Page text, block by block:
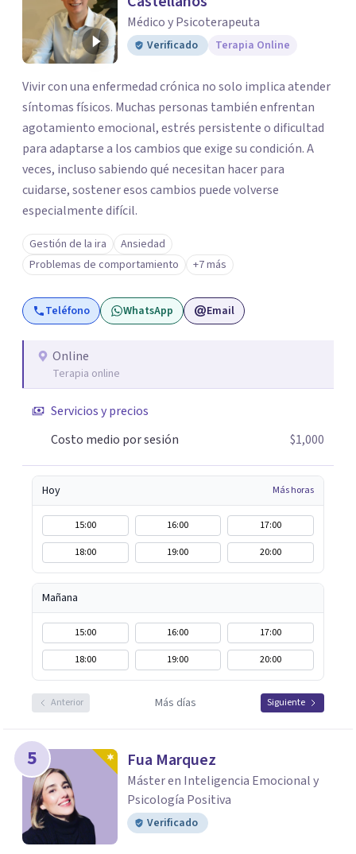
Médico y Psicoterapeuta
Verificado Terapia Online
Vivir con una enfermedad crónica no solo implica atender
síntomas físicos. Muchas personas también enfrentan
agotamiento emocional, estrés persistente o dificultad
para adaptarse a los cambios que exige su condición. A
veces, incluso sabiendo qué necesitan hacer para
cuidarse, sostener esos cambios puede volverse
especialmente difícil.
Gestión de la ira
Ansiedad
Problemas de comportamiento
+7 más
Teléfono WhatsApp Email
Online
Terapia online
Servicios y precios
Costo medio por sesión
$1,000
Hoy Más horas
15:00 16:00
17:00
18:00
19:00 20:00
Mañana
15:00 16:00
17:00
18:00
19:00 20:00
Anterior Más días Siguiente
5 Fua Marquez
Máster en Inteligencia Emocional y
Psicología Positiva
Verificado